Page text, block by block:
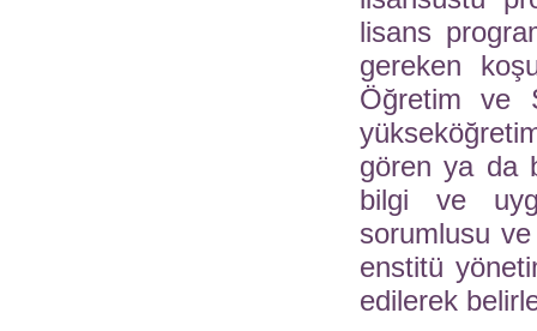
lisans
gereken
Öğretim ve
gören ya da
bilgi ve
sorumlusu ve
enstitü
edilerek